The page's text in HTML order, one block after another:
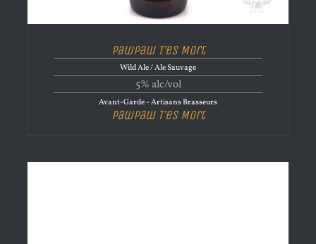
PawPaw T’es Mort
Wild Ale / Ale Sauvage
5% alc/vol
Avant-Garde - Artisans Brasseurs
PawPaw T’es Mort